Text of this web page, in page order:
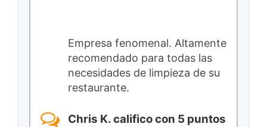
Empresa fenomenal. Altamente
recomendado para todas las
necesidades de limpieza de su
restaurante.
Chris K. califico con 5 puntos